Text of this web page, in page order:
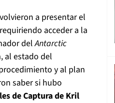
a presentar el
acceder a la
delAntarctic
al estado del
y al plan
saber si hubo
de Captura de Kril